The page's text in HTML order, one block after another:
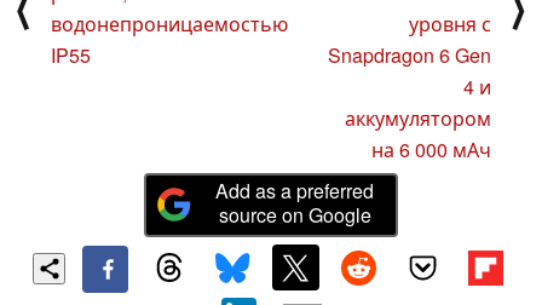
водонепроницаемостью
IP55
уровня с
Snapdragon 6 Gen
4 и
аккумулятором
на 6 000 мАч
Add as a preferred
source on Google